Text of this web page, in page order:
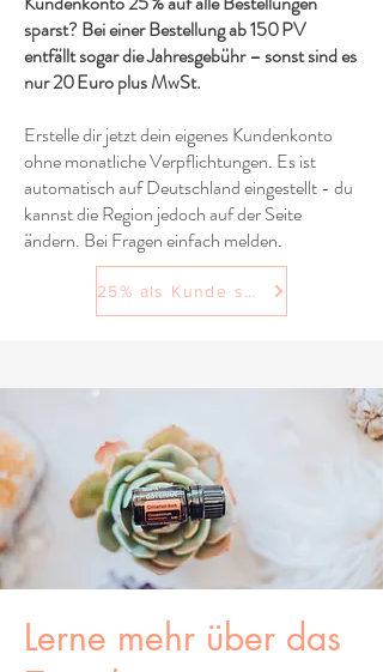
sparst? Bei einer Bestellung ab 150 PV
entfällt sogar die Jahresgebühr – sonst sind es
nur 20 Euro plus MwSt.
Erstelle dir jetzt dein eigenes Kundenkonto
ohne monatliche Verpflichtungen. Es ist
automatisch auf Deutschland eingestellt - du
kannst die Region jedoch auf der Seite
ändern. Bei Fragen einfach melden.
25% als Kunde sparen
Lerne mehr über das